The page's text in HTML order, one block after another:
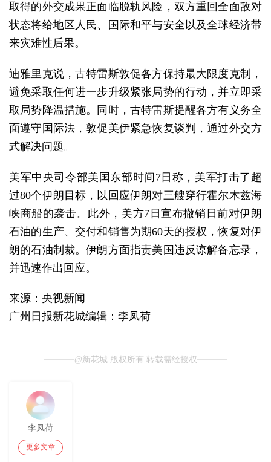
取得的外交成果正面临脱轨风险，双方重回全面敌对
状态将给地区人民、国际和平与安全以及全球经济带
来灾难性后果。
迪雅里克说，古特雷斯敦促各方保持最大限度克制，
避免采取任何进一步升级紧张局势的行动，并立即采
取局势降温措施。同时，古特雷斯提醒各方有义务全
面遵守国际法，敦促美伊紧急恢复谈判，通过外交方
式解决问题。
美军中央司令部美国东部时间7日称，美军打击了超
过80个伊朗目标，以回应伊朗对三艘穿行霍尔木兹海
峡商船的袭击。此外，美方7日宣布撤销日前对伊朗
石油的生产、交付和销售为期60天的授权，恢复对伊
朗的石油制裁。伊朗方面指责美国违反谅解备忘录，
并迅速作出回应。
来源：央视新闻
广州日报新花城编辑：李凤荷
@新花城 版权所有 转载需经授权
李凤荷
更多文章